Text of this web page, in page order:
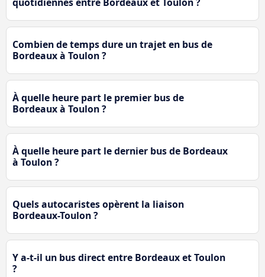
quotidiennes entre Bordeaux et Toulon ?
Combien de temps dure un trajet en bus de
Bordeaux à Toulon ?
À quelle heure part le premier bus de
Bordeaux à Toulon ?
À quelle heure part le dernier bus de Bordeaux
à Toulon ?
Quels autocaristes opèrent la liaison
Bordeaux-Toulon ?
Y a-t-il un bus direct entre Bordeaux et Toulon
?